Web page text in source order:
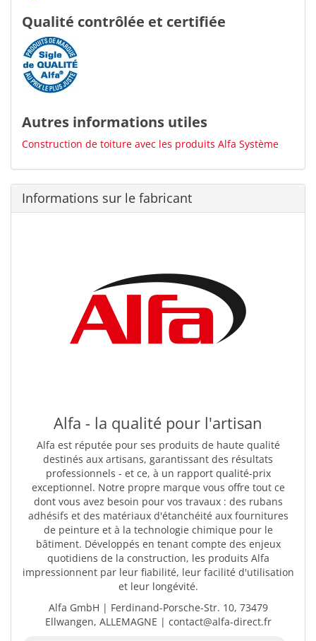
Qualité contrôlée et certifiée
Autres informations utiles
Construction de toiture avec les produits Alfa Système
Informations sur le fabricant
Alfa - la qualité pour l'artisan
Alfa est réputée pour ses produits de haute qualité
destinés aux artisans, garantissant des résultats
professionnels - et ce, à un rapport qualité-prix
exceptionnel. Notre propre marque vous offre tout ce
dont vous avez besoin pour vos travaux : des rubans
adhésifs et des matériaux d'étanchéité aux fournitures
de peinture et à la technologie chimique pour le
bâtiment. Développés en tenant compte des enjeux
quotidiens de la construction, les produits Alfa
impressionnent par leur fiabilité, leur facilité d'utilisation
et leur longévité.
Alfa GmbH | Ferdinand-Porsche-Str. 10, 73479
Ellwangen, ALLEMAGNE | contact@alfa-direct.fr